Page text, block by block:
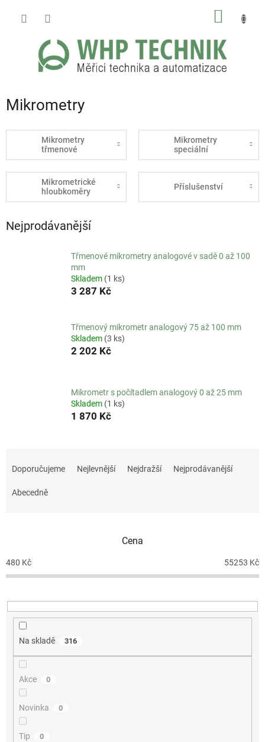
Mikrometry
Mikrometry
třmenové
Mikrometry
speciální
Mikrometrické
hloubkoměry
Příslušenství
Nejprodávanější
Třmenové mikrometry analogové v sadě 0 až 100
mm
Skladem (1 ks)
3 287 Kč
Třmenový mikrometr analogový 75 až 100 mm
Skladem (3 ks)
2 202 Kč
Mikrometr s počítadlem analogový 0 až 25 mm
Skladem (1 ks)
1 870 Kč
o
d
k
t
Doporučujeme Nejlevnější Nejdražší Nejprodávanější
Abecedně
Cena
480 Kč 55253 Kč
Na skladě 316
Akce 0
Novinka 0
Tip 0